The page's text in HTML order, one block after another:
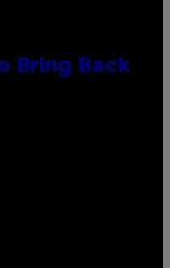
Bring Back